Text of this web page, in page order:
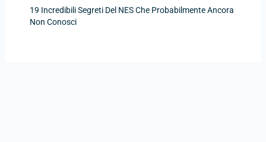
19 Incredibili Segreti Del NES Che Probabilmente Ancora
Non Conosci